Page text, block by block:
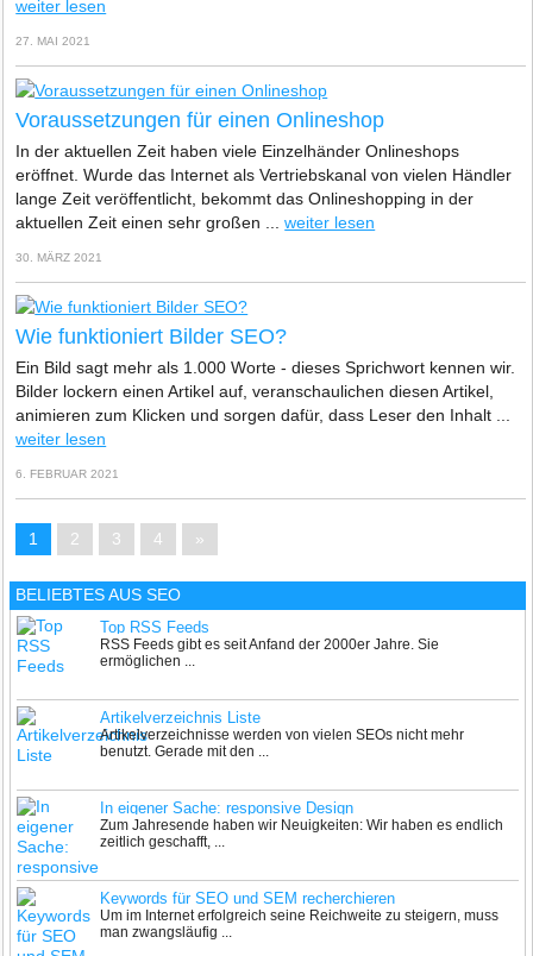
weiter lesen
27. MAI 2021
Voraussetzungen für einen Onlineshop
In der aktuellen Zeit haben viele Einzelhänder Onlineshops
eröffnet. Wurde das Internet als Vertriebskanal von vielen Händler
lange Zeit veröffentlicht, bekommt das Onlineshopping in der
aktuellen Zeit einen sehr großen ...weiter lesen
30. MÄRZ 2021
Wie funktioniert Bilder SEO?
Ein Bild sagt mehr als 1.000 Worte - dieses Sprichwort kennen wir.
Bilder lockern einen Artikel auf, veranschaulichen diesen Artikel,
animieren zum Klicken und sorgen dafür, dass Leser den Inhalt ...
weiter lesen
6. FEBRUAR 2021
1 2 3 4 »
BELIEBTES AUS SEO
Top RSS Feeds
RSS Feeds gibt es seit Anfand der 2000er Jahre. Sie
ermöglichen ...
Artikelverzeichnis Liste
Artikelverzeichnisse werden von vielen SEOs nicht mehr
benutzt. Gerade mit den ...
In eigener Sache: responsive Design
Zum Jahresende haben wir Neuigkeiten: Wir haben es endlich
zeitlich geschafft, ...
Keywords für SEO und SEM recherchieren
Um im Internet erfolgreich seine Reichweite zu steigern, muss
man zwangsläufig ...